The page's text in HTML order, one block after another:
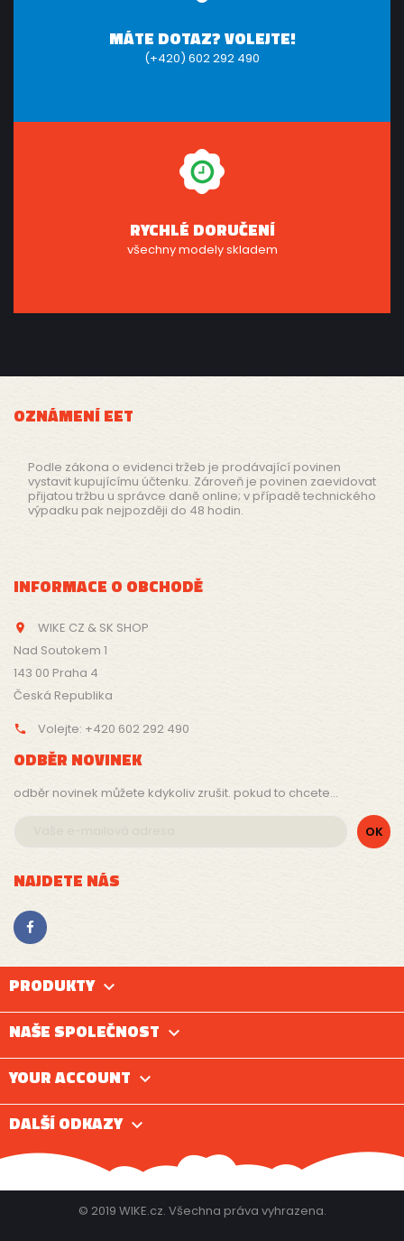
MÁTE DOTAZ? VOLEJTE!
(+420) 602 292 490
RYCHLÉ DORUČENÍ
všechny modely skladem
OZNÁMENÍ EET
Podle zákona o evidenci tržeb je prodávající povinen
vystavit kupujícímu účtenku. Zároveň je povinen zaevidovat
přijatou tržbu u správce daně online; v případě technického
výpadku pak nejpozději do 48 hodin.
INFORMACE O OBCHODĚ

WIKE CZ & SK SHOP
Nad Soutokem 1
143 00 Praha 4
Česká Republika
 Volejte: +420 602 292 490
ODBĚR NOVINEK
odběr novinek můžete kdykoliv zrušit. pokud to chcete...
NAJDETE NÁS
PRODUKTY 
NAŠE SPOLEČNOST 
YOUR ACCOUNT 
DALŠÍ ODKAZY 
© 2019 WIKE.cz. Všechna práva vyhrazena.